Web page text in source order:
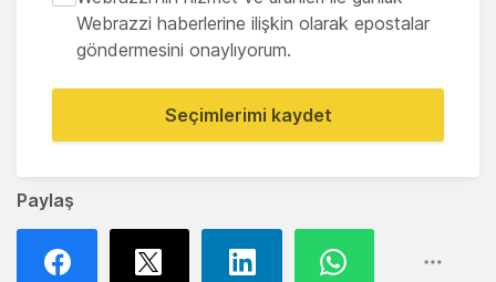
Paylaş
Webrazzi haberlerine ilişkin olarak epostalar
göndermesini onaylıyorum.
Seçimlerimi kaydet